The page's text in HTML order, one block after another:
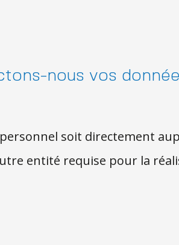
nous vos
soit directement
entité requise pour la